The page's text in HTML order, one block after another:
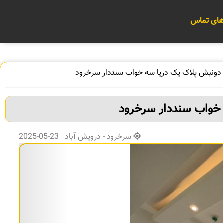
های تماس
دونبش پلاک یک دریا سه خواب سنددار سرخرود
سنددار سرخرود
سرخرود - درویش آباد 23-05-2025